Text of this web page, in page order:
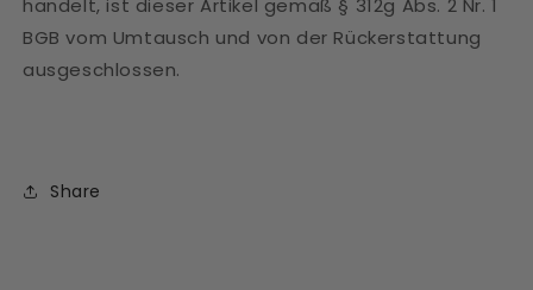
handelt, ist dieser Artikel gemäß § 312g Abs. 2 Nr. 1
BGB vom Umtausch und von der Rückerstattung
ausgeschlossen.
Share